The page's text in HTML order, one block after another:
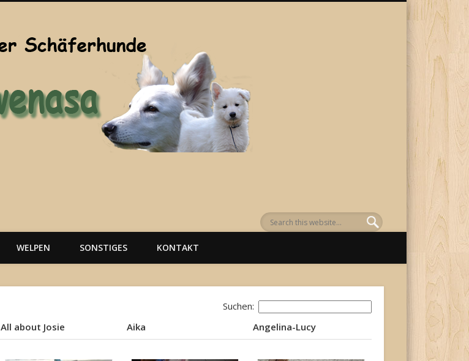
WELPEN SONSTIGES KONTAKT
Suchen:
All about Josie Aika
Angelina-Lucy